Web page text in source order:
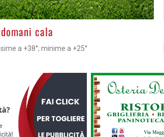
cala
a +38°; minime a +25°